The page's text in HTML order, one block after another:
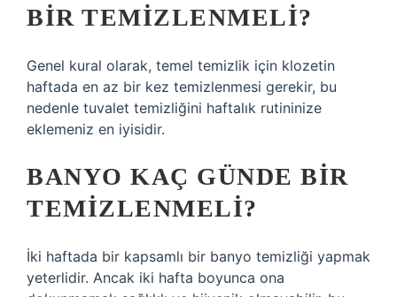
BIR TEMIZLENMELI?
Genel kural olarak, temel temizlik için klozetin
haftada en az bir kez temizlenmesi gerekir, bu
nedenle tuvalet temizliğini haftalık rutininize
eklemeniz en iyisidir.
BANYO KAÇ GÜNDE BIR
TEMIZLENMELI?
İki haftada bir kapsamlı bir banyo temizliği yapmak
yeterlidir. Ancak iki hafta boyunca ona